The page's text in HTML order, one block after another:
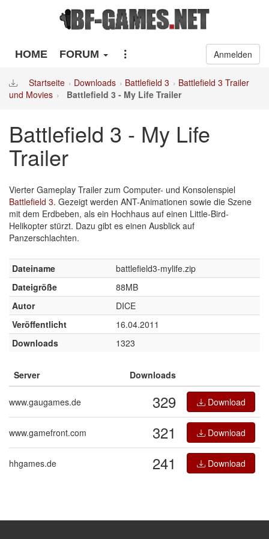
HOME FORUM Anmelden
Startseite Downloads Battlefield 3
Battlefield 3 Trailer
und Movies
Battlefield 3 - My Life Trailer
Battlefield 3 - My Life
Trailer
Vierter Gameplay Trailer zum Computer- und Konsolenspiel
Battlefield 3. Gezeigt werden ANT-Animationen sowie die Szene
mit dem Erdbeben, als ein Hochhaus auf einen Little-Bird-
Helikopter stürzt. Dazu gibt es einen Ausblick auf
Panzerschlachten.
Dateiname
battlefield3-mylife.zip
Dateigröße
88MB
Autor
DICE
Veröffentlicht
16.04.2011
Downloads
1323
Server Downloads
www.gaugames.de 329 Download
www.gamefront.com 321 Download
hhgames.de 241 Download